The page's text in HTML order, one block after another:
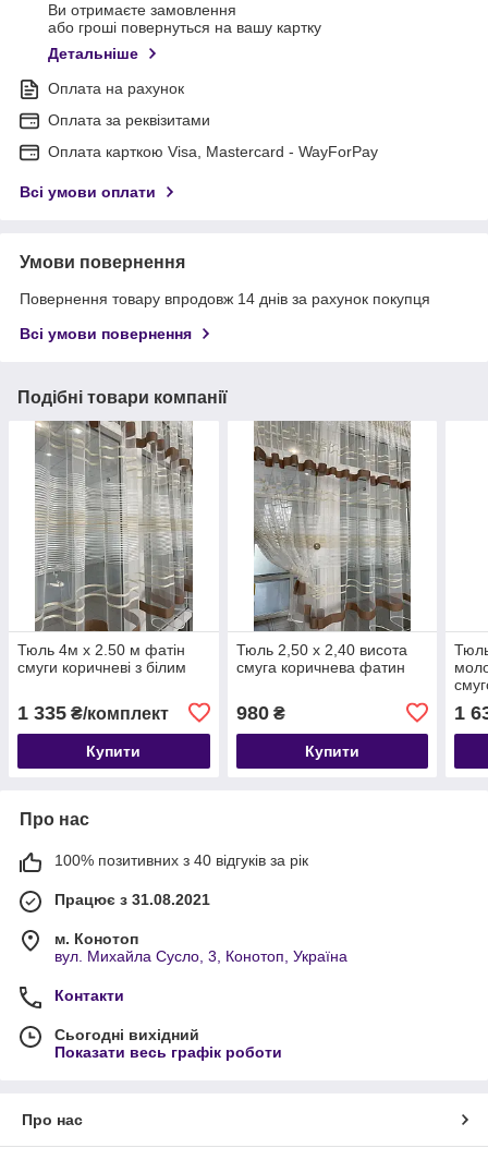
Ви отримаєте замовлення
або гроші повернуться на вашу картку
Детальніше
Оплата на рахунок
Оплата за реквізитами
Оплата карткою Visa, Mastercard - WayForPay
Всі умови оплати
Умови повернення
Повернення товару впродовж 14 днів за рахунок покупця
Всі умови повернення
Подібні товари компанії
Тюль 4м х 2.50 м фатін
смуги коричневі з білим
1 335 ₴/комплект
Купити
Тюль 2,50 х 2,40 висота
смуга коричнева фатин
980₴
Купити
1
Про нас
100% позитивних з 40 відгуків за рік
Працює з 31.08.2021
м. Конотоп
вул. Михайла Сусло, 3, Конотоп, Україна
Контакти
Сьогодні вихідний
Показати весь графік роботи
Про нас